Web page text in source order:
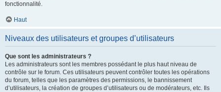
fonctionnalité.
Haut
Niveaux des utilisateurs et groupes d’utilisateurs
Que sont les administrateurs ?
Les administrateurs sont les membres possédant le plus haut niveau de
contrôle sur le forum. Ces utilisateurs peuvent contrôler toutes les opérations
du forum, telles que les paramètres des permissions, le bannissement
d’utilisateurs, la création de groupes d’utilisateurs ou de modérateurs, etc. Ils